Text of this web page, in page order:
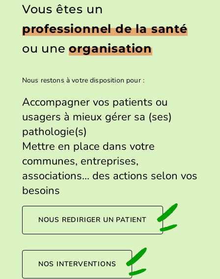
Vous êtes un
professionnel de la santé
ou uneorganisation
Nous restons à votre disposition pour :
Accompagner vos patients ou
usagers à mieux gérer sa (ses)
pathologie(s)
Mettre en place dans votre
communes, entreprises,
associations… des actions selon vos
besoins
NOUS REDIRIGER UN PATIENT
NOS INTERVENTIONS